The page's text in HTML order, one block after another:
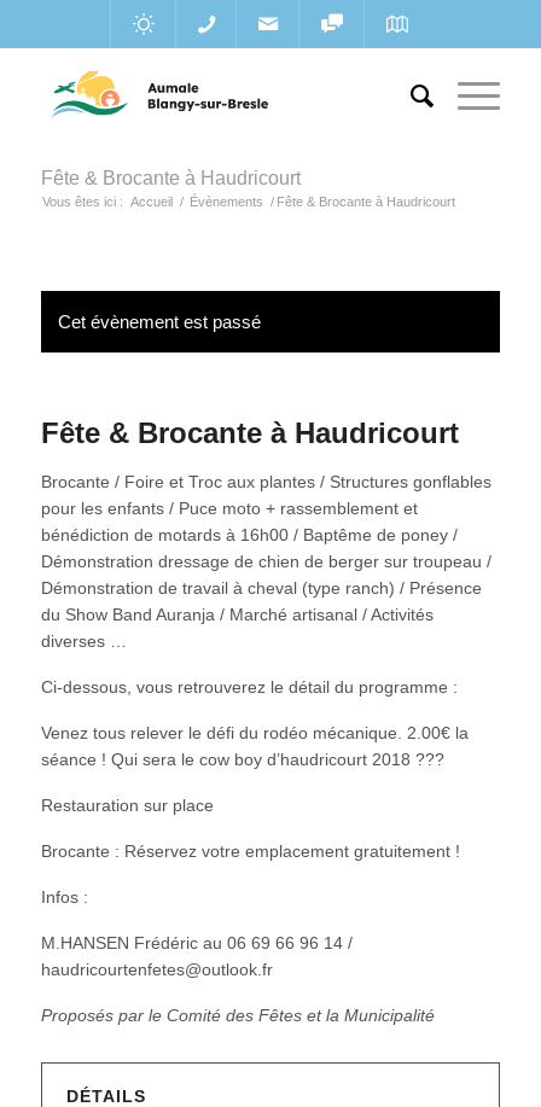
Fête & Brocante à Haudricourt
Vous êtes ici : Accueil / Évènements / Fête & Brocante à Haudricourt
Cet évènement est passé
Fête & Brocante à Haudricourt
Brocante / Foire et Troc aux plantes / Structures gonflables
pour les enfants / Puce moto + rassemblement et
bénédiction de motards à 16h00 / Baptême de poney /
Démonstration dressage de chien de berger sur troupeau /
Démonstration de travail à cheval (type ranch) / Présence
du Show Band Auranja / Marché artisanal / Activités
diverses …
Ci-dessous, vous retrouverez le détail du programme :
Venez tous relever le défi du rodéo mécanique. 2.00€ la
séance ! Qui sera le cow boy d’haudricourt 2018 ???
Restauration sur place
Brocante : Réservez votre emplacement gratuitement !
Infos :
M.HANSEN Frédéric au 06 69 66 96 14 /
haudricourtenfetes@outlook.fr
Proposés par le Comité des Fêtes et la Municipalité
DÉTAILS